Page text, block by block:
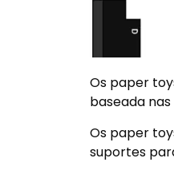
Os paper
baseada
Os paper
suportes